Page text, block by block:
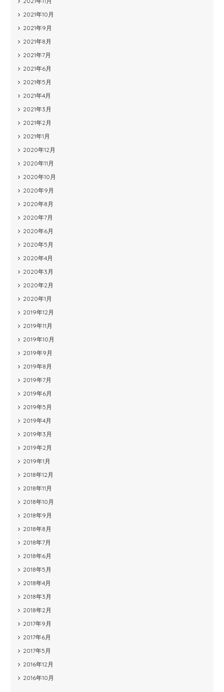
2021年10月
2021年9月
2021年8月
2021年7月
2021年6月
2021年5月
2021年4月
2021年3月
2021年2月
2021年1月
2020年12月
2020年11月
2020年10月
2020年9月
2020年8月
2020年7月
2020年6月
2020年5月
2020年4月
2020年3月
2020年2月
2020年1月
2019年12月
2019年11月
2019年10月
2019年9月
2019年8月
2019年7月
2019年6月
2019年5月
2019年4月
2019年3月
2019年2月
2019年1月
2018年12月
2018年11月
2018年10月
2018年9月
2018年8月
2018年7月
2018年6月
2018年5月
2018年4月
2018年3月
2018年2月
2017年9月
2017年6月
2017年5月
2016年12月
2016年10月